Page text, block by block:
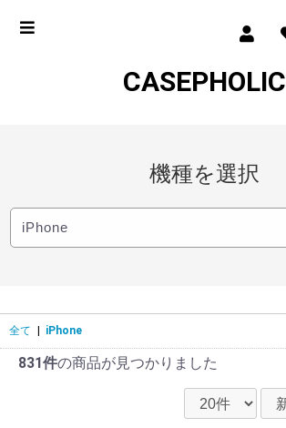
CASEPHOLIC
機種を選択
全て | iPhone
831件の商品が見つかりました